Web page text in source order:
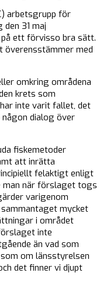
arbetsgrupp för
31 maj
ett förvisso bra sätt.
överensstämmer med
omkring områdena
krets som
inte varit fallet, det
dialog över
fiskemetoder
att inrätta
felaktigt enligt
man när förslaget togs
varigenom
mycket
i området
inte
än vad som
om länsstyrelsen
det finner vi djupt